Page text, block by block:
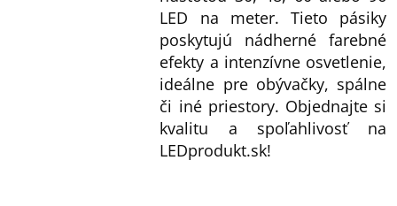
LED na meter. Tieto pásiky
poskytujú nádherné farebné
efekty a intenzívne osvetlenie,
ideálne pre obývačky, spálne
či iné priestory. Objednajte si
kvalitu a spoľahlivosť na
LEDprodukt.sk!